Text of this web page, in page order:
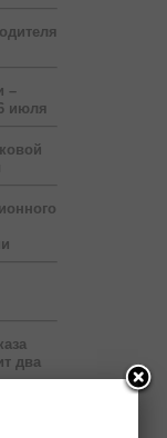
–
июля
два